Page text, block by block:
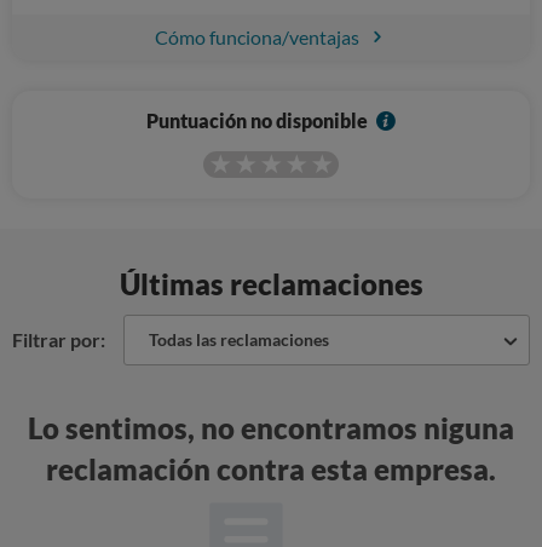
Cómo funciona/ventajas
Puntuación no disponible
I
Últimas reclamaciones
Filtrar por: Todas las reclamaciones
Lo sentimos, no encontramos niguna
reclamación contra esta empresa.